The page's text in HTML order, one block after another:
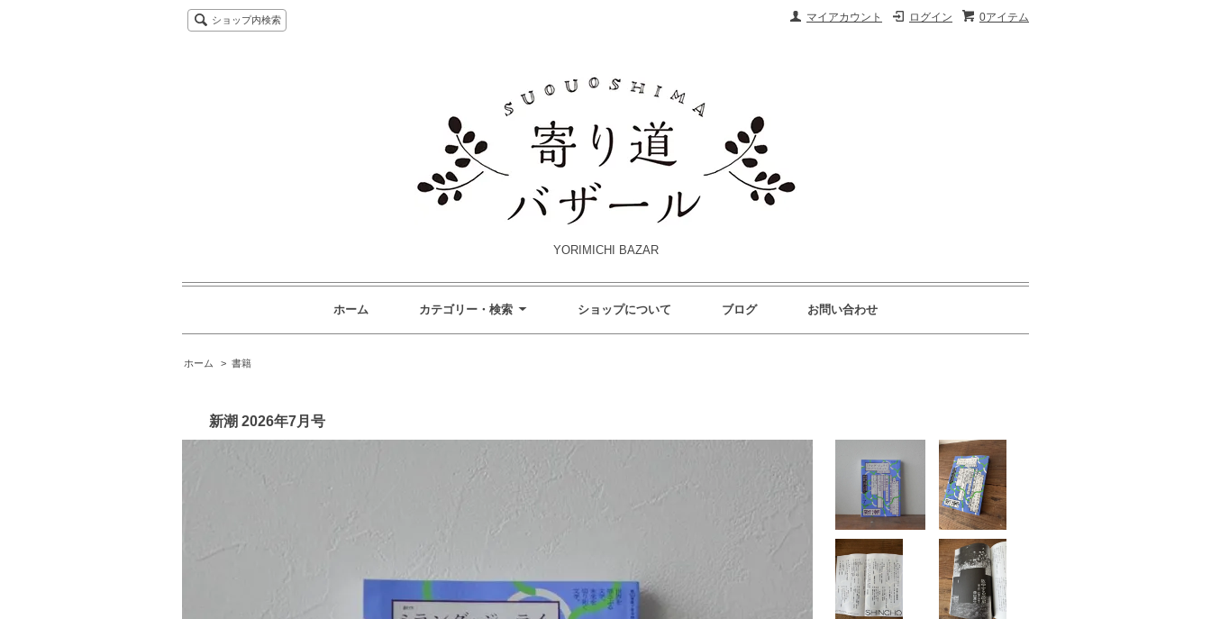
0アイテム
ログイン
マイアカウント
ショップ内検索
YORIMICHI BAZAR
ホーム カテゴリー・検索 ショップについて ブログ お問い合わせ
ホーム > 書籍
新潮 2026年7月号